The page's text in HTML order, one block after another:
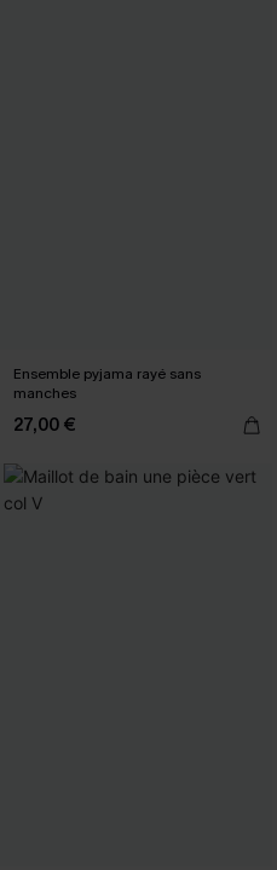
Ensemble pyjama rayé sans
manches
27,00 €